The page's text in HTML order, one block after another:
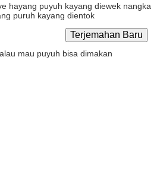
hayang puyuh kayang diewek nangka
puruh kayang dientok
mau puyuh bisa dimakan